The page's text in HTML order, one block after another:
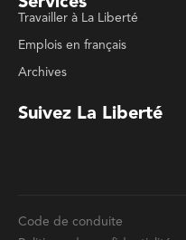
Suivez La Liberté